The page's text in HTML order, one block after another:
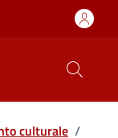
culturale /